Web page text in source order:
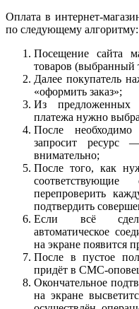
Оплата в интернет-
по следующему алгоритму:
Посещение сайта
товаров (выбранный
Далее покупатель
«оформить заказ»;
Из предложенных
платежа нужно
После
запросит ресурс
внимательно;
После того, как
перепроверить
подтвердить
Если всё
автоматическое
на экране появится
После в пустое
придёт в СМС-
Окончательное
на экране